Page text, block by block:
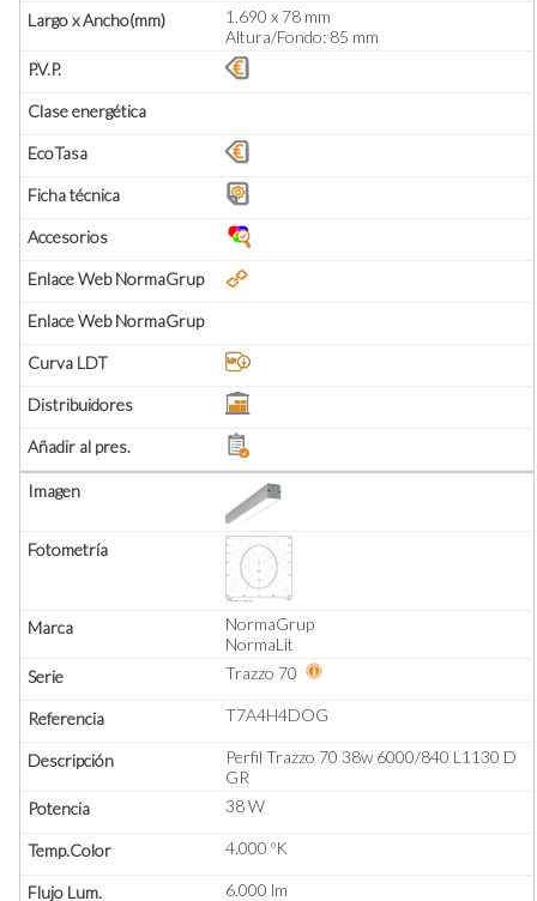
1.690 x 78 mm
Altura/Fondo: 85 mm
NormaGrup
NormaLit
Trazzo 70
T7A4H4DOG
Perfil Trazzo 70 38w 6000/840 L1130 D
GR
38 W
4.000 ºK
6.000 lm